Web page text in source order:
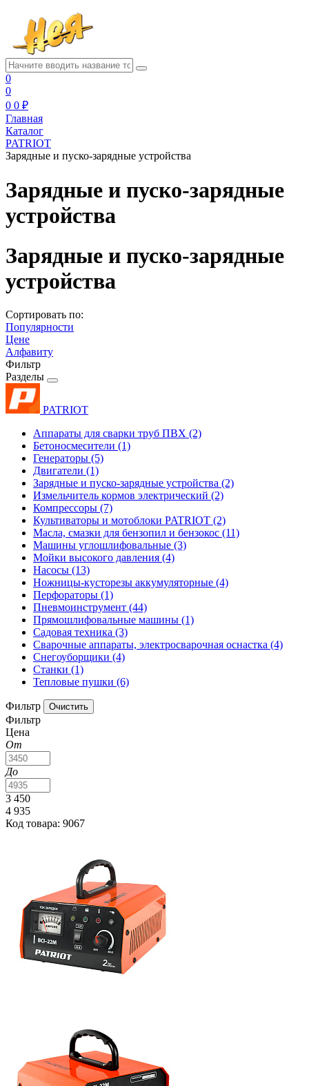
0
0
0 0 ₽
Главная
Каталог
PATRIOT
Зарядные и пуско-зарядные устройства
Зарядные и пуско-зарядные
устройства
Зарядные и пуско-зарядные
устройства
Сортировать по:
Популярности
Цене
Алфавиту
Фильтр
Разделы
PATRIOT
Аппараты для сварки труб ПВХ (2)
Бетоносмесители (1)
Генераторы (5)
Двигатели (1)
Зарядные и пуско-зарядные устройства (2)
Измельчитель кормов электрический (2)
Компрессоры (7)
Культиваторы и мотоблоки PATRIOT (2)
Масла, смазки для бензопил и бензокос (11)
Машины углошлифовальные (3)
Мойки высокого давления (4)
Насосы (13)
Ножницы-кусторезы аккумуляторные (4)
Перфораторы (1)
Пневмоинструмент (44)
Прямошлифовальные машины (1)
Садовая техника (3)
Сварочные аппараты, электросварочная оснастка (4)
Снегоуборщики (4)
Станки (1)
Тепловые пушки (6)
Фильтр
Фильтр
Цена
От
До
3 450
4 935
Код товара: 9067